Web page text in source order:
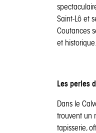
Saint-Lô et
Coutances
et
Les perles
Dans le
trouvent un
tapisserie,